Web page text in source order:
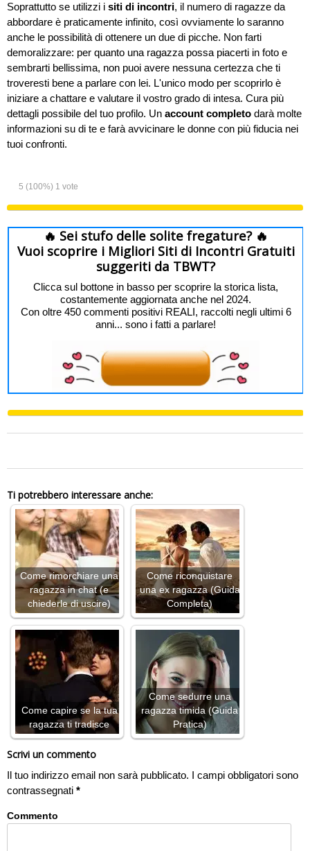
Soprattutto se utilizzi i siti di incontri, il numero di ragazze da
abbordare è praticamente infinito, così ovviamente lo saranno
anche le possibilità di ottenere un due di picche. Non farti
demoralizzare: per quanto una ragazza possa piacerti in foto e
sembrarti bellissima, non puoi avere nessuna certezza che ti
troveresti bene a parlare con lei. L'unico modo per scoprirlo è
iniziare a chattare e valutare il vostro grado di intesa. Cura più
dettagli possibile del tuo profilo. Un account completo darà molte
informazioni su di te e farà avvicinare le donne con più fiducia nei
tuoi confronti.
5 (100%) 1 vote
🔥 Sei stufo delle solite fregature? 🔥
Vuoi scoprire i Migliori Siti di Incontri Gratuiti
suggeriti da TBWT?
Clicca sul bottone in basso per scoprire la storica lista,
costantemente aggiornata anche nel 2024.
Con oltre 450 commenti positivi REALI, raccolti negli ultimi 6
anni... sono i fatti a parlare!
Ti potrebbero interessare anche:
Come rimorchiare una
ragazza in chat (e
chiederle di uscire)
Come riconquistare
una ex ragazza (Guida
Completa)
Come capire se la tua
ragazza ti tradisce
Come sedurre una
ragazza timida (Guida
Pratica)
Scrivi un commento
Il tuo indirizzo email non sarà pubblicato. I campi obbligatori sono
contrassegnati *
Commento